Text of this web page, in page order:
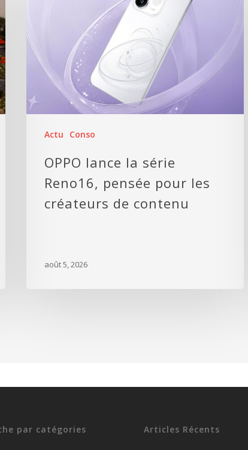
Actu Conso
OPPO lance la série
Reno16, pensée pour les
créateurs de contenu
août 5, 2026
par catégories Articles Récents